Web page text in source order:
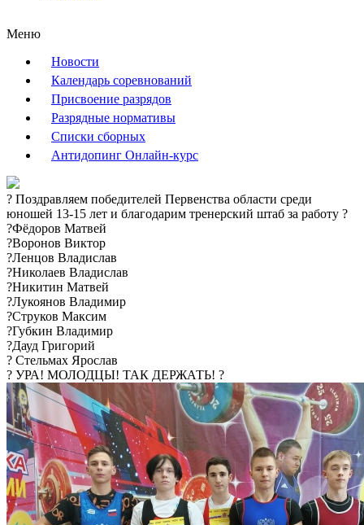
Меню
Новости
Календарь соревнований
Присвоение разрядов
Разрядные нормативы
Списки сборных
Антидопинг Онлайн-курс
? Поздравляем победителей Первенства области среди
юношей 13-15 лет и благодарим тренерский штаб за работу ?️
?Фёдоров Матвей
?Воронов Виктор
?Ленцов Владислав
?Николаев Владислав
?Никитин Матвей
?Лукоянов Владимир
?Струков Максим
?Губкин Владимир
?Дауд Григорий
? Стельмах Ярослав
? УРА! МОЛОДЦЫ! ТАК ДЕРЖАТЬ! ?